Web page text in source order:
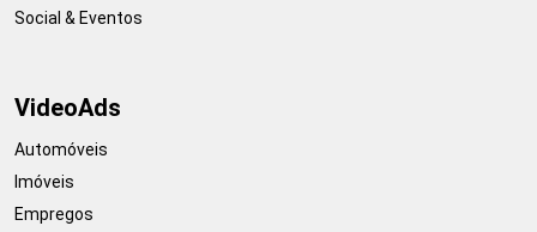
Social & Eventos
VideoAds
Automóveis
Imóveis
Empregos